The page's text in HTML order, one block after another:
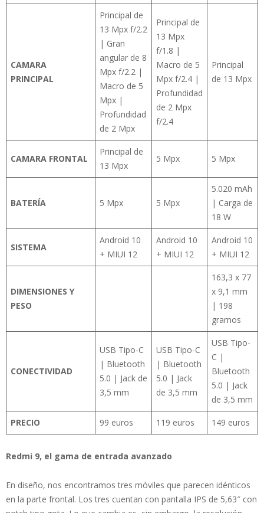
CAMARA
PRINCIPAL
Principal de
13 Mpx f/2.2
| Gran
angular de 8
Mpx f/2.2 |
Macro de 5
Mpx |
Profundidad
de 2 Mpx
Principal de
13 Mpx
f/1.8 |
Macro de 5
Mpx f/2.4 |
Profundidad
de 2 Mpx
f/2.4
Principal
de 13 Mpx
CAMARA FRONTAL
Principal de
13 Mpx
5 Mpx 5 Mpx
BATERÍA 5 Mpx 5 Mpx
5.020 mAh
| Carga de
18 W
SISTEMA
Android 10
+ MIUI 12
Android 10
+ MIUI 12
Android 10
+ MIUI 12
DIMENSIONES Y
PESO
163,3 x 77
x 9,1 mm
| 198
gramos
CONECTIVIDAD
USB Tipo-C
| Bluetooth
5.0 | Jack de
3,5 mm
USB Tipo-C
| Bluetooth
5.0 | Jack
de 3,5 mm
USB Tipo-
C |
Bluetooth
5.0 | Jack
de 3,5 mm
PRECIO 99 euros 119 euros 149 euros
Redmi 9, el gama de entrada avanzado
En diseño, nos encontramos tres móviles que parecen idénticos
en la parte frontal. Los tres cuentan con pantalla IPS de 5,63″ con